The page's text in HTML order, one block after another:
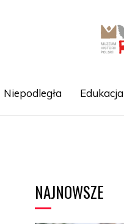
Niepodległa Edukacja
NAJNOWSZE